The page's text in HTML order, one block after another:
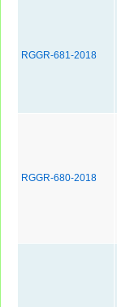
RGGR-681-2018
RGGR-680-2018